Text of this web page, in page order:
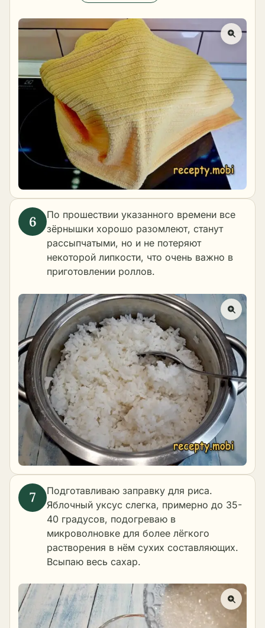
По прошествии указанного времени все
зёрнышки хорошо разомлеют, станут
рассыпчатыми, но и не потеряют
некоторой липкости, что очень важно в
приготовлении роллов.
Подготавливаю заправку для риса.
Яблочный уксус слегка, примерно до 35-
40 градусов, подогреваю в
микроволновке для более лёгкого
растворения в нём сухих составляющих.
Всыпаю весь сахар.